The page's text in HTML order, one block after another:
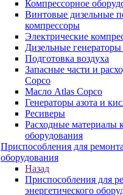
Компрессорное
Винтовые дизельные
компрессоры
Электрические
Дизельные
Подготовка воздуха
Запасные части и
Copco
Масло Atlas Copco
Генераторы азота и
Ресиверы
Расходные материалы
оборудования
Приспособления для
оборудования
Назад
Приспособления для
энергетического